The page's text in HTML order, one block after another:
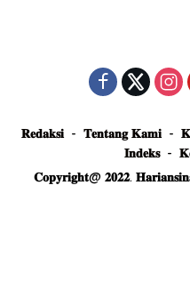
𝐑𝐞𝐝𝐚𝐤𝐬𝐢 𝐓𝐞𝐧𝐭𝐚𝐧𝐠 𝐊𝐚𝐦𝐢
𝐈𝐧𝐝𝐞𝐤𝐬
𝐂𝐨𝐩𝐲𝐫𝐢𝐠𝐡𝐭@ 𝟐𝟎𝟐𝟐.